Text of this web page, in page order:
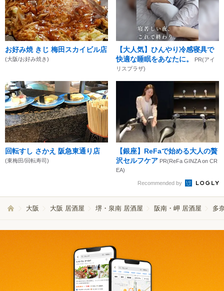
お好み焼 きじ 梅田スカイビル店
(大阪/お好み焼き)
【大人気】ひんやり冷感寝具で
快適な睡眠をあなたに。
PR(アイ
リスプラザ)
回転すし さかえ 阪急東通り店
(東梅田/回転寿司)
【銀座】ReFaで始める大人の贅
沢セルフケア PR(ReFa GINZA on CR
EA)
Recommended by
大阪 大阪 居酒屋 堺・泉南 居酒屋 阪南・岬 居酒屋 多